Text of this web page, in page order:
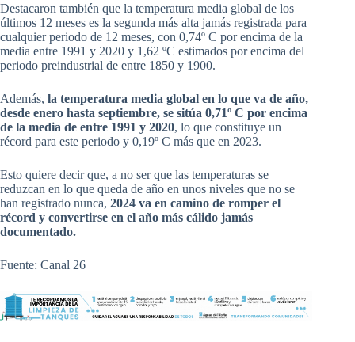
Destacaron también que la temperatura media global de los
últimos 12 meses es la segunda más alta jamás registrada para
cualquier periodo de 12 meses, con 0,74º C por encima de la
media entre 1991 y 2020 y 1,62 ºC estimados por encima del
periodo preindustrial de entre 1850 y 1900.
Además, la temperatura media global en lo que va de año,
desde enero hasta septiembre, se sitúa 0,71º C por encima
de la media de entre 1991 y 2020, lo que constituye un
récord para este periodo y 0,19º C más que en 2023.
Esto quiere decir que, a no ser que las temperaturas se
reduzcan en lo que queda de año en unos niveles que no se
han registrado nunca, 2024 va en camino de romper el
récord y convertirse en el año más cálido jamás
documentado.
Fuente: Canal 26